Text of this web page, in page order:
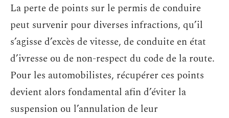
La perte de points sur le permis de conduire
peut survenir pour diverses infractions, qu’il
s’agisse d’excès de vitesse, de conduite en état
d’ivresse ou de non-respect du code de la route.
Pour les automobilistes, récupérer ces points
devient alors fondamental afin d’éviter la
suspension ou l’annulation de leur